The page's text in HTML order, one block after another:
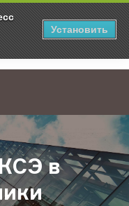
Установить
работы КСЭ в майские
в